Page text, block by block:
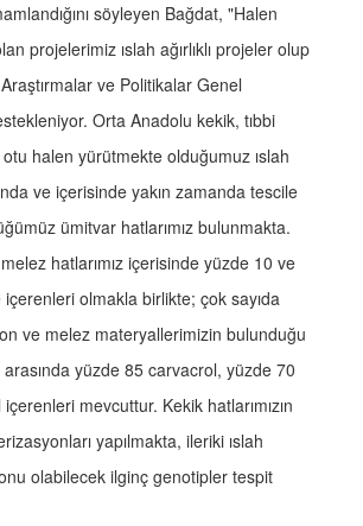
söyleyen Bağdat, "Halen
projelerimiz ıslah ağırlıklı projeler olup
ve Politikalar Genel
Orta Anadolu kekik, tıbbi
halen yürütmekte olduğumuz ıslah
ve içerisinde yakın zamanda tescile
ümitvar hatlarımız bulunmakta.
hatlarımız içerisinde yüzde 10 ve
olmakla birlikte; çok sayıda
ve melez materyallerimizin bulunduğu
arasında yüzde 85 carvacrol, yüzde 70
mevcuttur. Kekik hatlarımızın
yapılmakta, ileriki ıslah
olabilecek ilginç genotipler tespit